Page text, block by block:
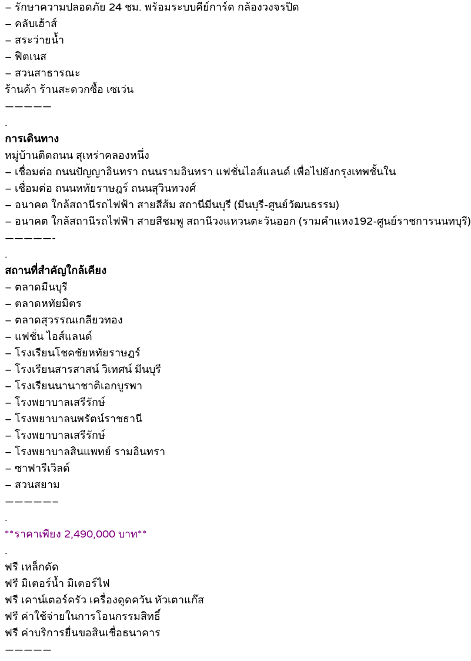
– รักษาความปลอดภัย 24 ชม. พร้อมระบบคีย์การ์ด กล้องวงจรปิด
– คลับเฮ้าส์
– สระว่ายน้ำ
– ฟิตเนส
– สวนสาธารณะ
ร้านค้า ร้านสะดวกซื้อ เซเว่น
—————
.
การเดินทาง
หมู่บ้านติดถนน สุเหร่าคลองหนึ่ง
– เชื่อมต่อ ถนนปัญญาอินทรา ถนนรามอินทรา แฟชั่นไอส์แลนด์ เพื่อไปยังกรุงเทพชั้นใน
– เชื่อมต่อ ถนนหทัยราษฎร์ ถนนสุวินทวงศ์
– อนาคต ใกล้สถานีรถไฟฟ้า สายสีส้ม สถานีมีนบุรี (มีนบุรี-ศูนย์วัฒนธรรม)
– อนาคต ใกล้สถานีรถไฟฟ้า สายสีชมพู สถานีวงแหวนตะวันออก (รามคำแหง192-ศูนย์ราชการนนทบุรี)
—————-
.
สถานที่สำคัญใกล้เคียง
– ตลาดมีนบุรี
– ตลาดหทัยมิตร
– ตลาดสุวรรณเกลียวทอง
– แฟชั่น ไอส์แลนด์
– โรงเรียนโชคชัยหทัยราษฎร์
– โรงเรียนสารสาสน์ วิเทศน์ มีนบุรี
– โรงเรียนนานาชาติเอกบูรพา
– โรงพยาบาลเสรีรักษ์
– โรงพยาบาลนพรัตน์ราชธานี
– โรงพยาบาลเสรีรักษ์
– โรงพยาบาลสินแพทย์ รามอินทรา
– ซาฟารีเวิลด์
– สวนสยาม
—————–
.
**ราคาเพียง 2,490,000 บาท**
.
ฟรี เหล็กดัด
ฟรี มิเตอร์น้ำ มิเตอร์ไฟ
ฟรี เคาน์เตอร์ครัว เครื่องดูดควัน หัวเตาแก๊ส
ฟรี ค่าใช้จ่ายในการโอนกรรมสิทธิ์
ฟรี ค่าบริการยื่นขอสินเชื่อธนาคาร
—————